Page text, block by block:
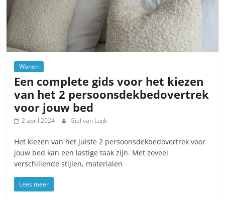
Wonen
Een complete gids voor het kiezen
van het 2 persoonsdekbedovertrek
voor jouw bed
2 april 2024 Giel van Luijk
Het kiezen van het juiste 2 persoonsdekbedovertrek voor
jouw bed kan een lastige taak zijn. Met zoveel
verschillende stijlen, materialen
Lees meer